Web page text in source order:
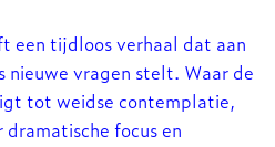
een tijdloos verhaal dat aan
nieuwe vragen stelt. Waar de
tot weidse contemplatie,
focus en